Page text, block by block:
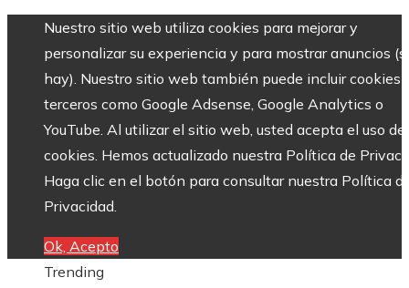
Nuestro sitio web utiliza cookies para mejorar y
personalizar su experiencia y para mostrar anuncios
hay). Nuestro sitio web también puede incluir cookies
terceros como Google Adsense, Google Analytics o
YouTube. Al utilizar el sitio web, usted acepta el uso de
cookies. Hemos actualizado nuestra Política de
Haga clic en el botón para consultar nuestra Política
Privacidad.
Ok, Acepto
Trending